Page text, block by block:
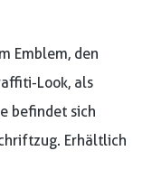
Emblem, den
Look, als
befindet sich
Erhältlich